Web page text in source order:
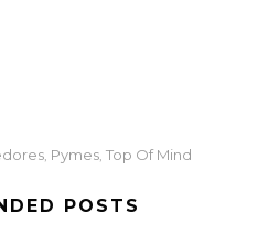
Pymes Top Of Mind
POSTS